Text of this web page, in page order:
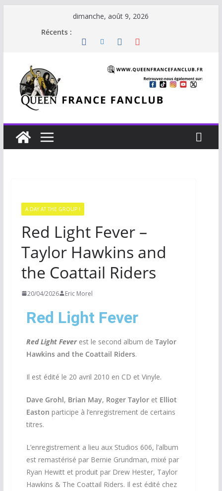
dimanche, août 9, 2026
Récents :
A DAY AT THE GROUP !
Red Light Fever –
Taylor Hawkins and
the Coattail Riders
20/04/2026 Eric Morel
Red Light Fever
Red Light Feverest le second album de Taylor
Hawkins and the Coattail Riders.
Il est édité le 20 avril 2010 en CD et Vinyle.
Dave Grohl, Brian May, Roger Tayloret Elliot
Easton participe à l’enregistrement de certains
titres.
L’enregistrement a lieu aux Studios 606, l’album
est remastérisé par Bernie Grundman, mixé par
Ryan Hewitt et produit par Drew Hester, Taylor
Hawkins & The Coattail Riders. Il est édité chez